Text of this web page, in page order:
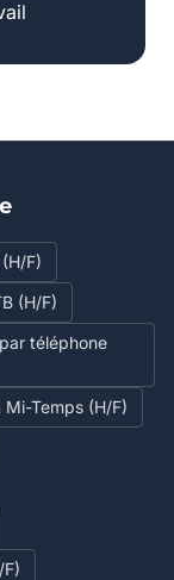
F)
(H/F)
téléphone
Temps (H/F)